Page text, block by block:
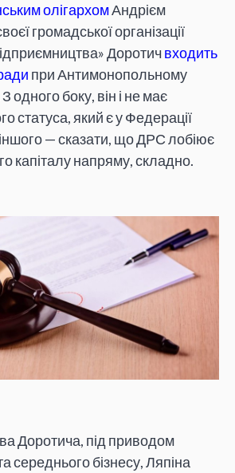
олігархомАндрієм
громадської організації
Доротичвходить
при Антимонопольному
З одного боку, він і не має
статуса, який є у Федерації
— сказати, що ДРС лобіює
капіталу напряму, складно.
Доротича, під приводом
середнього бізнесу, Ляпіна